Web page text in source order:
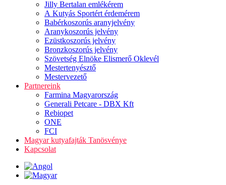
Jilly Bertalan emlékérem
A Kutyás Sportért érdemérem
Babérkoszorús aranyjelvény
Aranykoszorús jelvény
Ezüstkoszorús jelvény
Bronzkoszorús jelvény
Szövetség Elnöke Elismerő Oklevél
Mestertenyésztő
Mestervezető
Partnereink
Farmina Magyarország
Generali Petcare - DBX Kft
Rebiopet
ONE
FCI
Magyar kutyafajták Tanösvénye
Kapcsolat